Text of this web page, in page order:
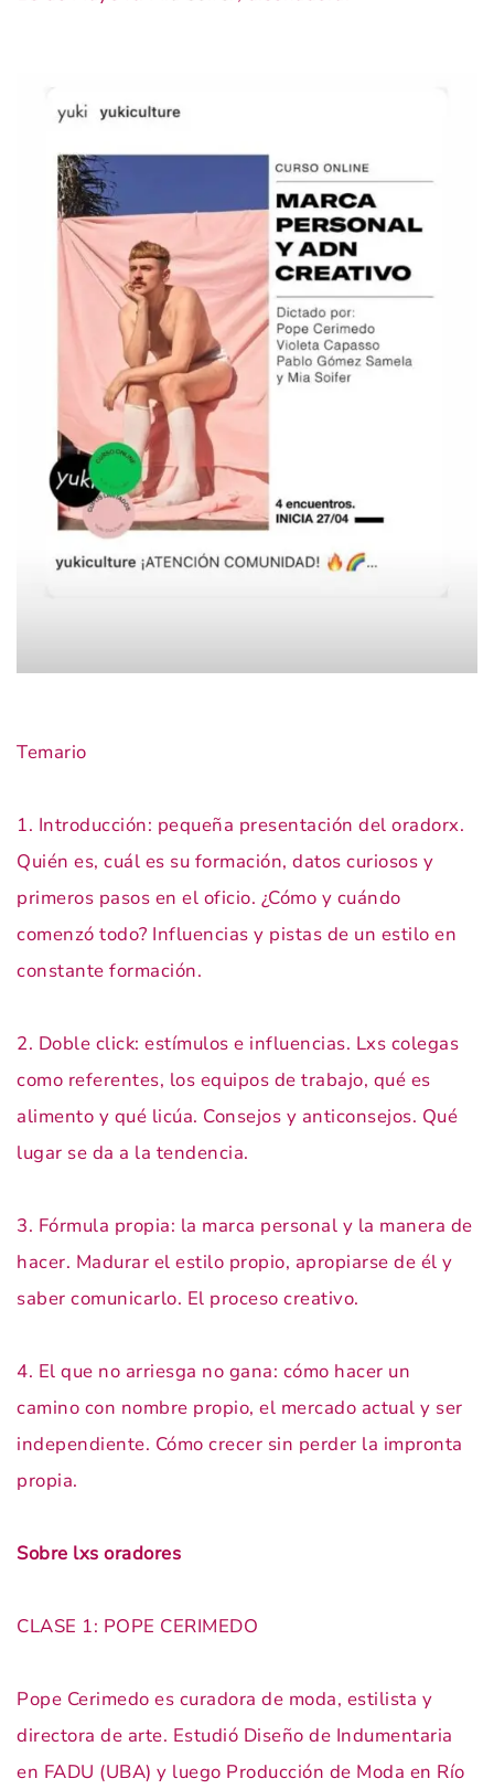
Temario
1. Introducción: pequeña presentación del oradorx.
Quién es, cuál es su formación, datos curiosos y
primeros pasos en el oficio. ¿Cómo y cuándo
comenzó todo? Influencias y pistas de un estilo en
constante formación.
2. Doble click: estímulos e influencias. Lxs colegas
como referentes, los equipos de trabajo, qué es
alimento y qué licúa. Consejos y anticonsejos. Qué
lugar se da a la tendencia.
3. Fórmula propia: la marca personal y la manera de
hacer. Madurar el estilo propio, apropiarse de él y
saber comunicarlo. El proceso creativo.
4. El que no arriesga no gana: cómo hacer un
camino con nombre propio, el mercado actual y ser
independiente. Cómo crecer sin perder la impronta
propia.
Sobre lxs oradores
CLASE 1: POPE CERIMEDO
Pope Cerimedo es curadora de moda, estilista y
directora de arte. Estudió Diseño de Indumentaria
en FADU (UBA) y luego Producción de Moda en Río